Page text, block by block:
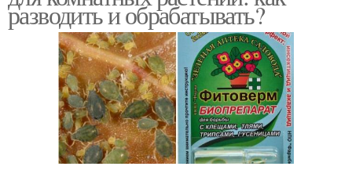
разводить и обрабатывать?